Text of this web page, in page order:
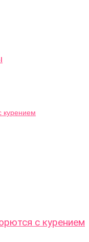
с курением